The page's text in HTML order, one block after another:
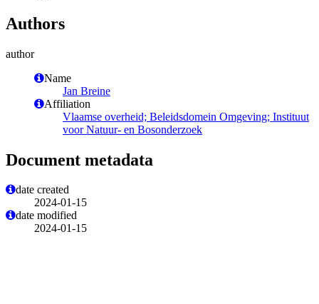
Authors
author
Name
Jan Breine
Affiliation
Vlaamse overheid; Beleidsdomein Omgeving; Instituut
voor Natuur- en Bosonderzoek
Document metadata
date created
2024-01-15
date modified
2024-01-15